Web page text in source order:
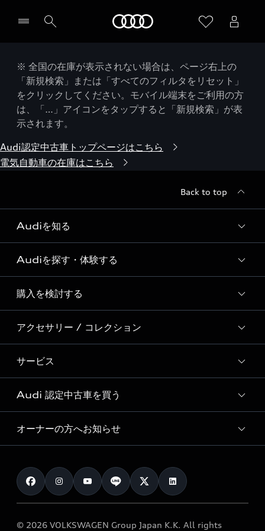
※ 全国の在庫が表示されない場合は、ページ右上の
「新規検索」または「すべてのフィルタをリセット」
をクリックしてください。モバイル端末をご利用の方
は、「…」アイコンをタップすると「新規検索」が表
示されます。
Audi認定中古車トップページはこちら
電気自動車の在庫はこちら
Back to top
Audiを知る
Audi ブランド
Story of Progress
Audi Sport
Formula 1®
デジタルサービス
Audiを探す・体験する
ディーラー検索
新車在庫検索
試乗車・展示車検索
見積り依頼
試乗予約
購入を検討する
モデル一覧
特別仕様モデル / 限定モデル
e-tronラインアップ
価格シミュレーション
車両比較
カタログ一覧
アクセサリー / コレクション
純正アクセサリー
オンラインショップ
Audi collection
アウディナビアプリ
サービス
サービス入庫予約
サービスプログラム
メンテナンス
車検 / 定期点検
e-tronアフターサポート
Audi 認定中古車を買う
Audi認定中古車
クオリティ
保証
メンテナンス
オーナーの方へお知らせ
お知らせ
オーナー様向けキャンペーン
© 2026 VOLKSWAGEN Group Japan K.K. All rights